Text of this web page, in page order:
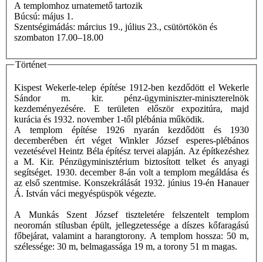
A templomhoz urnatemető tartozik
Búcsú: május 1.
Szentségimádás: március 19., július 23., csütörtökön és
szombaton 17.00–18.00
Történet
Kispest Wekerle-telep építése 1912-ben kezdődött el Wekerle
Sándor m. kir. pénz-ügyminiszter-miniszterelnök
kezdeményezésére. E területen először expozitúra, majd
kurácia és 1932. november 1-től plébánia működik.
A templom építése 1926 nyarán kezdődött és 1930
decemberében ért véget Winkler József esperes-plébános
vezetésével Heintz Béla építész tervei alapján. Az építkezéshez
a M. Kir. Pénzügyminisztérium biztosított telket és anyagi
segítséget. 1930. december 8-án volt a templom megáldása és
az első szentmise. Konszekrálását 1932. június 19-én Hanauer
Á. István váci megyéspüspök végezte.
A Munkás Szent József tiszteletére felszentelt templom
neoromán stílusban épült, jellegzetessége a díszes kőfaragású
főbejárat, valamint a harangtorony. A templom hossza: 50 m,
szélessége: 30 m, belmagassága 19 m, a torony 51 m magas.